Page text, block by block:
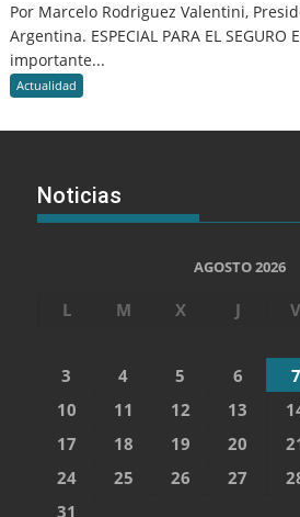
Por Marcelo Rodriguez Valentini,
Argentina. ESPECIAL PARA EL SEGURO
importante...
Actualidad
Noticias
AGOSTO 2026
L M X J V
3
4 5 6 7
10
11 12 13
17
18 19 20
24
25 26 27
31